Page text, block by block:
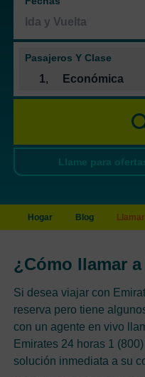
Pasajeros Y Clase
1, Económica
Llame para
Hogar Blog
¿Cómo llamar
Si desea viajar con
reserva pero tiene
con un agente en vivo
Emirates 24 horas 1
solución inmediata a su